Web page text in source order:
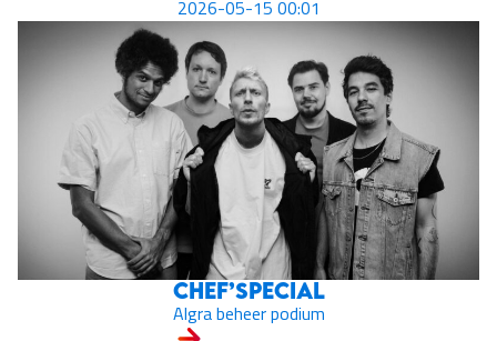
2026-05-15 00:01
Chef’Special
Algra beheer podium